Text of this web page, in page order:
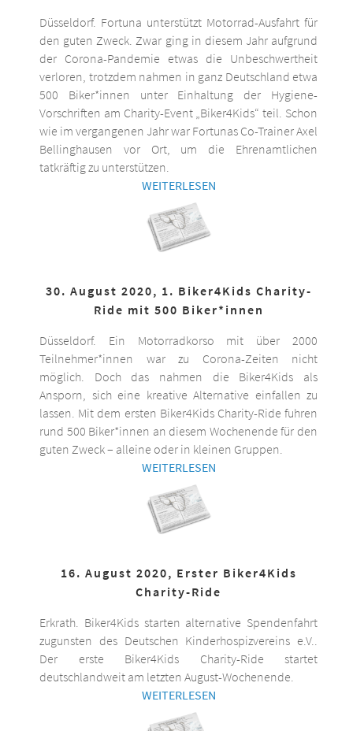
Düsseldorf. Fortuna unterstützt Motorrad-Ausfahrt für
den guten Zweck. Zwar ging in diesem Jahr aufgrund
der Corona-Pandemie etwas die Unbeschwertheit
verloren, trotzdem nahmen in ganz Deutschland etwa
500 Biker*innen unter Einhaltung der Hygiene-
Vorschriften am Charity-Event „Biker4Kids“ teil. Schon
wie im vergangenen Jahr war Fortunas Co-Trainer Axel
Bellinghausen vor Ort, um die Ehrenamtlichen
tatkräftig zu unterstützen.
WEITERLESEN
30. August 2020, 1. Biker4Kids Charity-
Ride mit 500 Biker*innen
Düsseldorf. Ein Motorradkorso mit über 2000
Teilnehmer*innen war zu Corona-Zeiten nicht
möglich. Doch das nahmen die Biker4Kids als
Ansporn, sich eine kreative Alternative einfallen zu
lassen. Mit dem ersten Biker4Kids Charity-Ride fuhren
rund 500 Biker*innen an diesem Wochenende für den
guten Zweck – alleine oder in kleinen Gruppen.
WEITERLESEN
16. August 2020, Erster Biker4Kids
Charity-Ride
Erkrath. Biker4Kids starten alternative Spendenfahrt
zugunsten des Deutschen Kinderhospizvereins e.V..
Der erste Biker4Kids Charity-Ride startet
deutschlandweit am letzten August-Wochenende.
WEITERLESEN